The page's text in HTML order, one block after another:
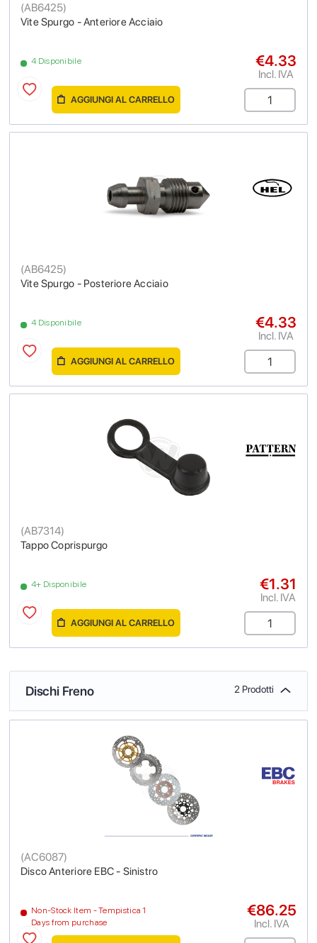
Vite Spurgo - Anteriore Acciaio
(AB6425)
4 Disponibile €4.33
Incl. IVA
AGGIUNGI AL CARRELLO
Vite Spurgo - Posteriore Acciaio
(AB6425)
4 Disponibile €4.33
Incl. IVA
AGGIUNGI AL CARRELLO
Tappo Coprispurgo
(AB7314)
4+ Disponibile €1.31
Incl. IVA
AGGIUNGI AL CARRELLO
Dischi Freno 2 Prodotti
Disco Anteriore EBC - Sinistro
(AC6087)
Non-Stock Item - Tempistica 1
Days from purchase
€86.25
Incl. IVA